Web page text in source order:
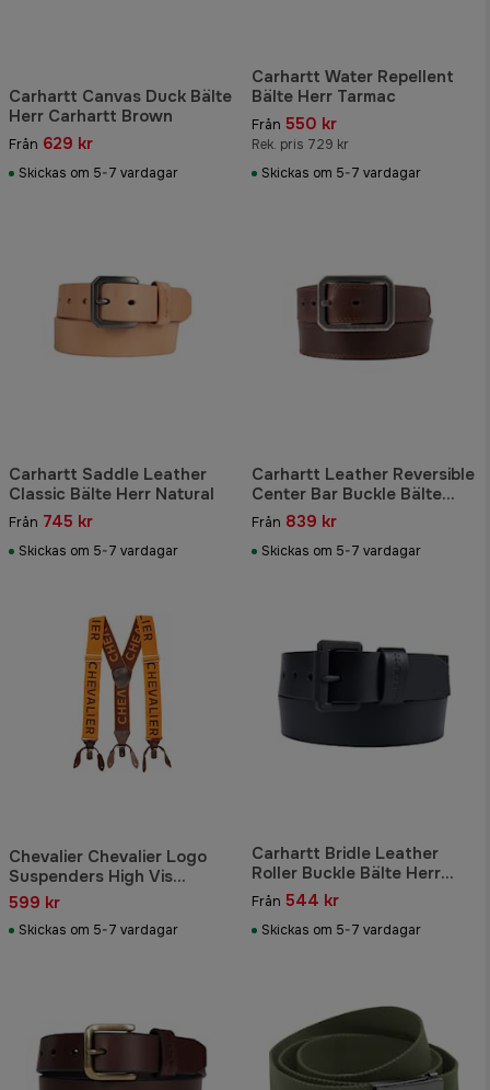
Carhartt Canvas Duck Bälte
Herr Carhartt Brown
Från 629 kr
Skickas om 5-7 vardagar
Carhartt Water Repellent
Bälte Herr Tarmac
Från 550 kr
Rek. pris 729 kr
Skickas om 5-7 vardagar
Carhartt Saddle Leather
Classic Bälte Herr Natural
Från 745 kr
Skickas om 5-7 vardagar
Carhartt Leather Reversible
Center Bar Buckle Bälte
Herr Dark Brown
Från 839 kr
Skickas om 5-7 vardagar
Chevalier Chevalier Logo
Suspenders High Vis
Orange One Size
599 kr
Skickas om 5-7 vardagar
Carhartt Bridle Leather
Roller Buckle Bälte Herr
Black/Black
Från 544 kr
Skickas om 5-7 vardagar